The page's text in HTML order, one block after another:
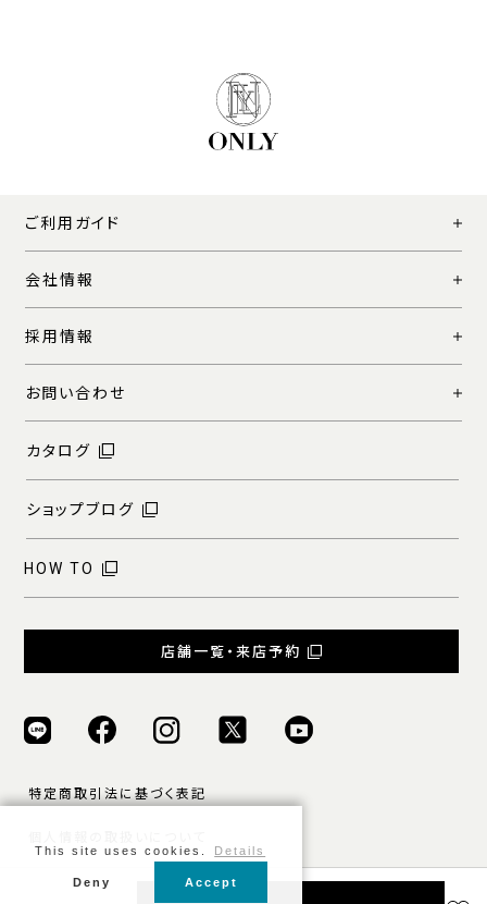
ご利用ガイド
会社情報
採用情報
お問い合わせ
カタログ
ショップブログ
HOW TO
店舗一覧・来店予約
特定商取引法に基づく表記
ご利用規約
This site uses cookies. Details
Deny Accept